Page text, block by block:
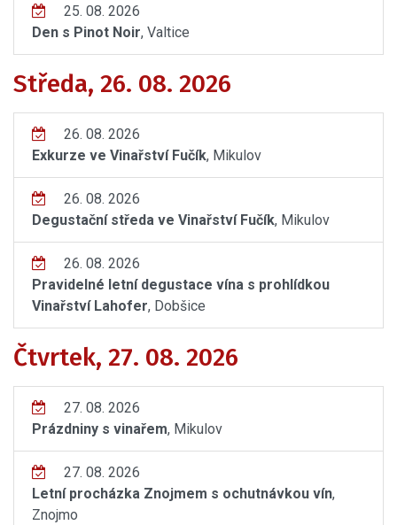
25. 08. 2026
Den s Pinot Noir, Valtice
Středa, 26. 08. 2026
26. 08. 2026
Exkurze ve Vinařství Fučík, Mikulov
26. 08. 2026
Degustační středa ve Vinařství Fučík, Mikulov
26. 08. 2026
Pravidelné letní degustace vína s prohlídkou
Vinařství Lahofer, Dobšice
Čtvrtek, 27. 08. 2026
27. 08. 2026
Prázdniny s vinařem, Mikulov
27. 08. 2026
Letní procházka Znojmem s ochutnávkou vín,
Znojmo